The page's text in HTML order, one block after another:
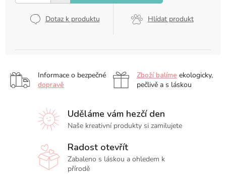
Dotaz k produktu Hlídat produkt
Informace o bezpečné
dopravě
Zboží balíme ekologicky,
pečlivě a s láskou
Uděláme vám hezčí den
Naše kreativní produkty si zamilujete
Radost otevřít
Zabaleno s láskou a ohledem k
přírodě